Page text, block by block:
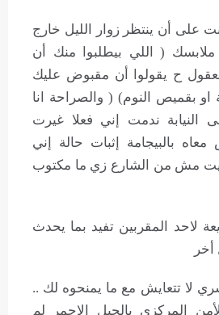
على أن ينتظر زوار الليل خارج
( اللي بيطلبوا منك أن
ح يقولوا أن مقبوض عليك
او بقميص النوم) ( والصراحة انا
النيابة ندمت إني فعلا غيرت
بالبيجامة إثبات حالة إني
مش من الشارع زي ما مكتوب
لاحد المقربين تفيد بما يحدث
أخر
لا تتعايش مع ما يمنحوه لك ..
المركزي بالجبل الاحمر لم